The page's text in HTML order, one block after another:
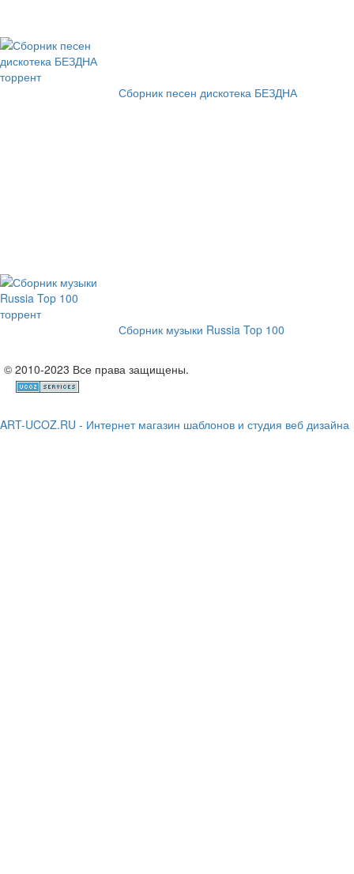
Сборник песен дискотека БЕЗДНА
Сборник музыки Russia Top 100
© 2010-2023 Все права защищены.
ART-UCOZ.RU - Интернет магазин шаблонов и студия веб дизайна